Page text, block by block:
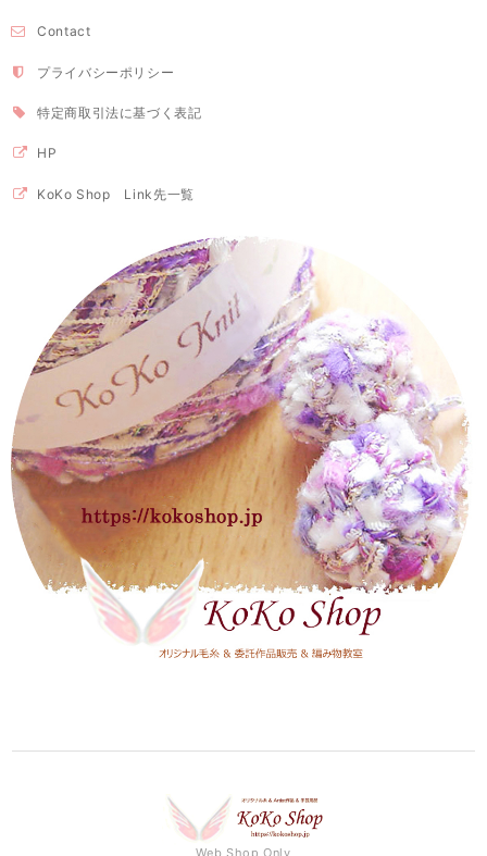
Contact
プライバシーポリシー
特定商取引法に基づく表記
HP
KoKo Shop Link先一覧
Web Shop Only